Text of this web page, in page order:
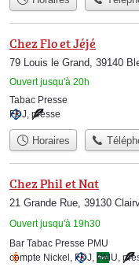
Chez Flo et Jéjé
79 Louis le Grand, 39140
Ouvert jusqu'à 20h
Tabac Presse
FDJ presse
Horaires
Chez Phil et Nat
21 Grande Rue, 39130
Ouvert jusqu'à 19h30
Bar Tabac Presse PMU
compte Nickel , FDJ, PMU,